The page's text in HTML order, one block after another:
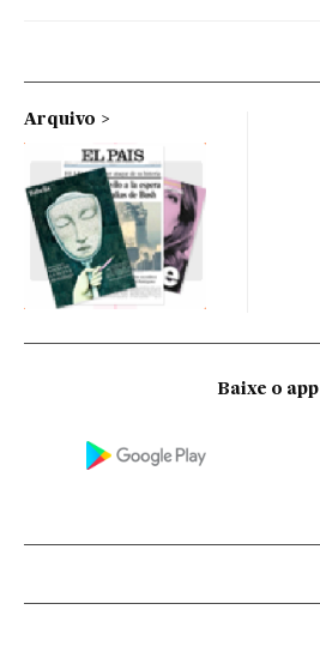
Arquivo
Baixe o app